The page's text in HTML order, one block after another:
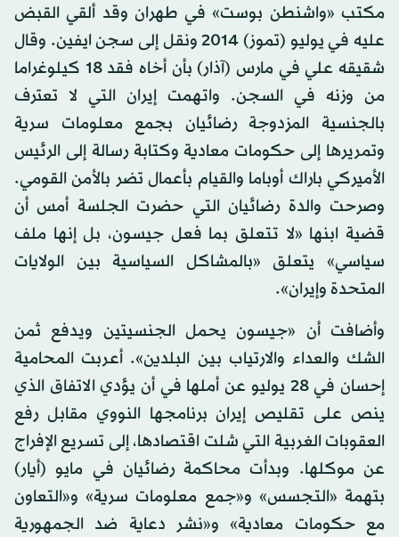
مكتب «واشنطن بوست» في طهران وقد ألقي القبض
عليه في يوليو (تموز) 2014 ونقل إلى سجن ايفين. وقال
شقيقه علي في مارس (آذار) بأن أخاه فقد 18 كيلوغراما
من وزنه في السجن. واتهمت إيران التي لا تعترف
بالجنسية المزدوجة رضائيان بجمع معلومات سرية
وتمريرها إلى حكومات معادية وكتابة رسالة إلى الرئيس
الأميركي باراك أوباما والقيام بأعمال تضر بالأمن القومي.
وصرحت والدة رضائيان التي حضرت الجلسة أمس أن
قضية ابنها «لا تتعلق بما فعل جيسون، بل إنها ملف
سياسي» يتعلق «بالمشاكل السياسية بين الولايات
المتحدة وإيران».
وأضافت أن «جيسون يحمل الجنسيتين ويدفع ثمن
الشك والعداء والارتياب بين البلدين». أعربت المحامية
إحسان في 28 يوليو عن أملها في أن يؤدي الاتفاق الذي
ينص على تقليص إيران برنامجها النووي مقابل رفع
العقوبات الغربية التي شلت اقتصادها، إلى تسريع الإفراج
عن موكلها. وبدأت محاكمة رضائيان في مايو (أيار)
بتهمة «التجسس» و«جمع معلومات سرية» و«التعاون
مع حكومات معادية» و«نشر دعاية ضد الجمهورية